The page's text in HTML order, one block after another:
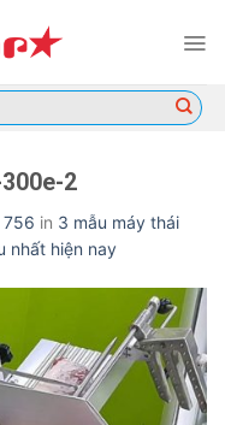
2
in 3 mẫu máy thái
nhất hiện nay